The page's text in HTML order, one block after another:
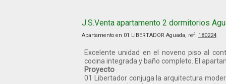
J.S.Venta apartamento 2 dormitorios
Apartamento en 01 LIBERTADOR Aguada, ref: 180224
Excelente unidad en el noveno piso al
cocina integrada y baño completo. El
Proyecto
01 Libertador conjuga la arquitectura